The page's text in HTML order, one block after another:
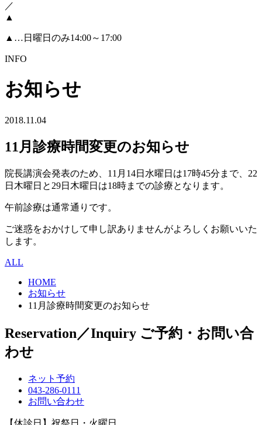
／
▲
▲ …日曜日のみ14:00～17:00
INFO
お知らせ
2018.11.04
11月診療時間変更のお知らせ
院長講演会発表のため、11月14日水曜日は17時45分まで、22
日木曜日と29日木曜日は18時までの診療となります。
午前診療は通常通りです。
ご迷惑をおかけして申し訳ありませんがよろしくお願いいた
します。
ALL
HOME
お知らせ
11月診療時間変更のお知らせ
Reservation／Inquiry ご予約・お問い合
わせ
ネット予約
043-286-0111
お問い合わせ
【休診日】祝祭日・火曜日